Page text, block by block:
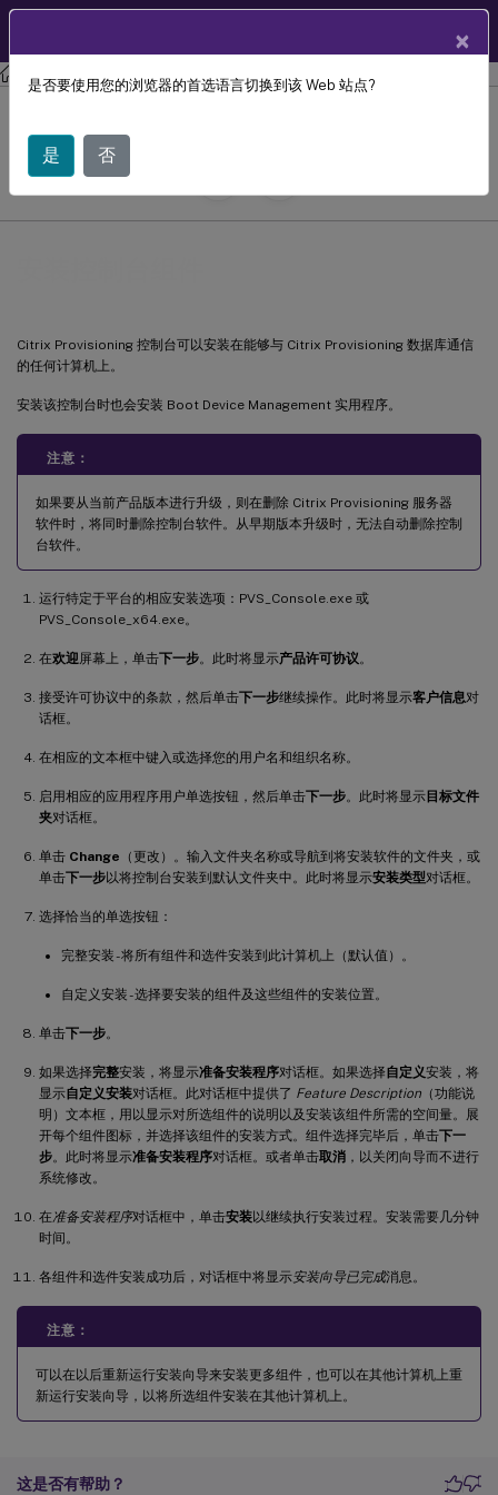
Citrix Provisioning Citrix Provisioning 2206
Citrix Provisioning 控制台可以安装在能够与 Citrix Provisioning 数据库通信
的任何计算机上。
安装该控制台时也会安装 Boot Device Management 实用程序。
注意：
如果要从当前产品版本进行升级，则在删除 Citrix Provisioning 服务器
软件时，将同时删除控制台软件。从早期版本升级时，无法自动删除控制
台软件。
运行特定于平台的相应安装选项：PVS_Console.exe 或
PVS_Console_x64.exe。
在欢迎 屏幕上，单击下一步。此时将显示产品许可协议 。
接受许可协议中的条款，然后单击下一步继续操作。此时将显示客户信息对
话框。
在相应的文本框中键入或选择您的用户名和组织名称。
启用相应的应用程序用户单选按钮，然后单击下一步。此时将显示目标文件
夹对话框。
单击 Change （更改）。输入文件夹名称或导航到将安装软件的文件夹，或
单击下一步以将控制台安装到默认文件夹中。此时将显示安装类型对话框。
选择恰当的单选按钮：
完整安装 - 将所有组件和选件安装到此计算机上（默认值）。
自定义安装 - 选择要安装的组件及这些组件的安装位置。
单击下一步。
如果选择完整安装，将显示准备安装程序对话框。如果选择自定义安装，将
显示自定义安装对话框。此对话框中提供了 Feature Description （功能说
明）文本框，用以显示对所选组件的说明以及安装该组件所需的空间量。展
开每个组件图标，并选择该组件的安装方式。组件选择完毕后，单击下一
步。此时将显示准备安装程序对话框。或者单击取消 ，以关闭向导而不进行
系统修改。
在准备安装程序对话框中，单击安装以继续执行安装过程。安装需要几分钟
时间。
各组件和选件安装成功后，对话框中将显示安装向导已完成消息。
注意：
可以在以后重新运行安装向导来安装更多组件，也可以在其他计算机上重
新运行安装向导，以将所选组件安装在其他计算机上。
这是否有帮助？
安装控制台组件
July 29, 2024
C
×
是否要使用您的浏览器的首选语言切换到该 Web 站点?
是 否